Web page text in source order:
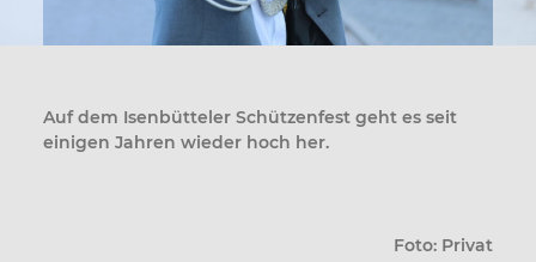
Auf dem Isenbütteler Schützenfest geht es seit
einigen Jahren wieder hoch her.
Foto: Privat